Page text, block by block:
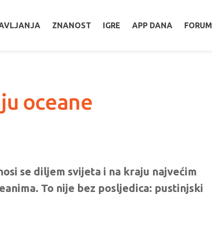
ZNANOST IGRE APP DANA FORUM
oceane
se diljem svijeta i na kraju najvećim
To nije bez posljedica: pustinjski